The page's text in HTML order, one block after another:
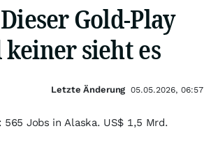
Gold-Play
sieht es
Jobs in Alaska. US$ 1,5 Mrd.
Letzte Änderung 05.05.2026, 06:57